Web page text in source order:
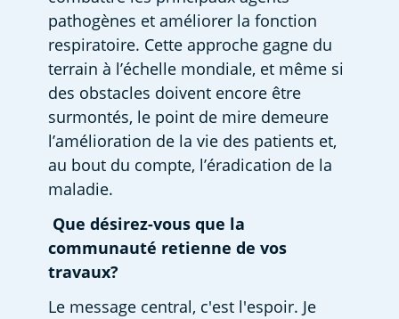
pathogènes et améliorer la fonction
respiratoire. Cette approche gagne du
terrain à l’échelle mondiale, et même si
des obstacles doivent encore être
surmontés, le point de mire demeure
l’amélioration de la vie des patients et,
au bout du compte, l’éradication de la
maladie.
Que désirez-vous que la
communauté retienne de vos
travaux?
Le message central, c'est l'espoir. Je